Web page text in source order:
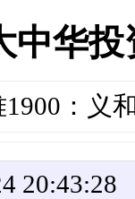
中华
1900：义
20:43:28